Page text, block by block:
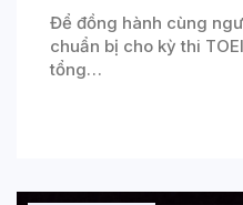
Để đồng hành cùng
chuẩn bị cho kỳ thi
tổng…